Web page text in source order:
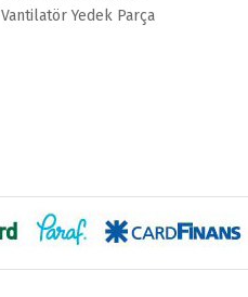
Vantilatör Yedek Parça